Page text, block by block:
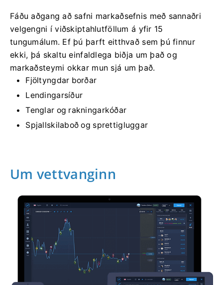
Fáðu aðgang að safni markaðsefnis með sannaðri
velgengni í viðskiptahlutföllum á yfir 15
tungumálum. Ef þú þarft eitthvað sem þú finnur
ekki, þá skaltu einfaldlega biðja um það og
markaðsteymi okkar mun sjá um það.
Fjöltyngdar borðar
Lendingarsíður
Tenglar og rakningarkóðar
Spjallskilaboð og sprettigluggar
Um vettvanginn